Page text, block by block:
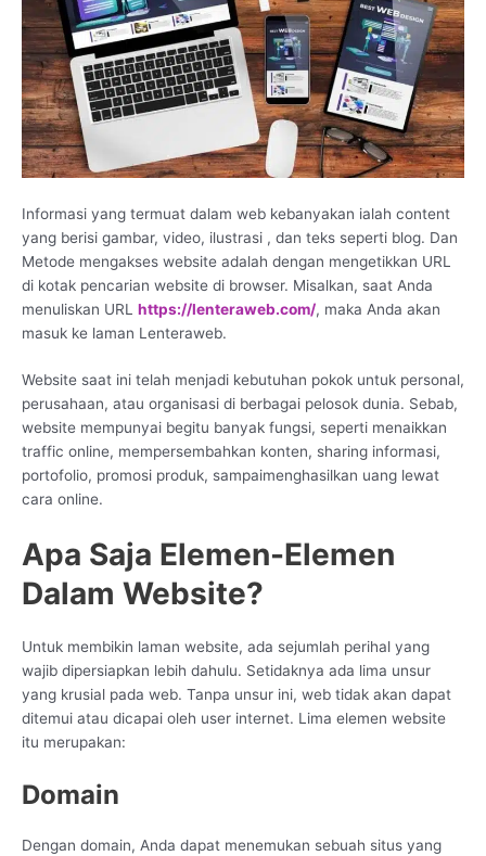
Informasi yang termuat dalam web kebanyakan ialah content
yang berisi gambar, video, ilustrasi , dan teks seperti blog. Dan
Metode mengakses website adalah dengan mengetikkan URL
di kotak pencarian website di browser. Misalkan, saat Anda
menuliskan URL https://lenteraweb.com/, maka Anda akan
masuk ke laman Lenteraweb.
Website saat ini telah menjadi kebutuhan pokok untuk personal,
perusahaan, atau organisasi di berbagai pelosok dunia. Sebab,
website mempunyai begitu banyak fungsi, seperti menaikkan
traffic online, mempersembahkan konten, sharing informasi,
portofolio, promosi produk, sampaimenghasilkan uang lewat
cara online.
Apa Saja Elemen-Elemen
Dalam Website?
Untuk membikin laman website, ada sejumlah perihal yang
wajib dipersiapkan lebih dahulu. Setidaknya ada lima unsur
yang krusial pada web. Tanpa unsur ini, web tidak akan dapat
ditemui atau dicapai oleh user internet. Lima elemen website
itu merupakan:
Domain
Dengan domain, Anda dapat menemukan sebuah situs yang